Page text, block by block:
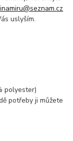
uslyším.
polyester)
potřeby ji můžete